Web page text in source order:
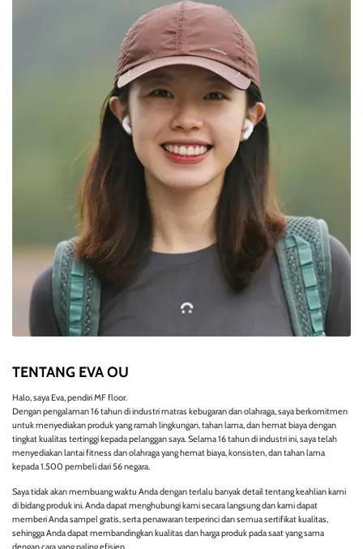
TENTANG EVA OU
Halo, saya Eva, pendiri MF floor.
Dengan pengalaman 16 tahun di industri matras kebugaran dan olahraga, saya berkomitmen
untuk menyediakan produk yang ramah lingkungan, tahan lama, dan hemat biaya dengan
tingkat kualitas tertinggi kepada pelanggan saya. Selama 16 tahun di industri ini, saya telah
menyediakan lantai fitness dan olahraga yang hemat biaya, konsisten, dan tahan lama
kepada 1.500 pembeli dari 56 negara.
Saya tidak akan membuang waktu Anda dengan terlalu banyak detail tentang keahlian kami
di bidang produk ini. Anda dapat menghubungi kami secara langsung dan kami dapat
memberi Anda sampel gratis, serta penawaran terperinci dan semua sertifikat kualitas,
sehingga Anda dapat membandingkan kualitas dan harga produk pada saat yang sama